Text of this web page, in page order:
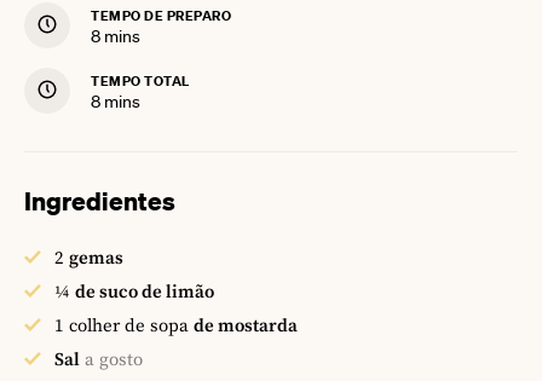
TEMPO DE PREPARO
8minutes
mins
TEMPO TOTAL
8minutes
mins
Ingredientes
2 gemas
¼ de suco de limão
1 colher de sopa de mostarda
Sal a gosto